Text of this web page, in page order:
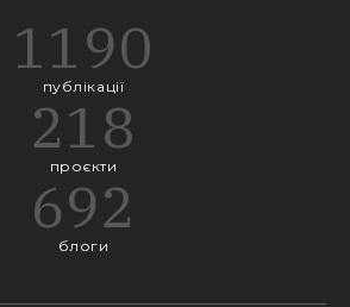
1190
публікації
218
проєкти
692
блоги